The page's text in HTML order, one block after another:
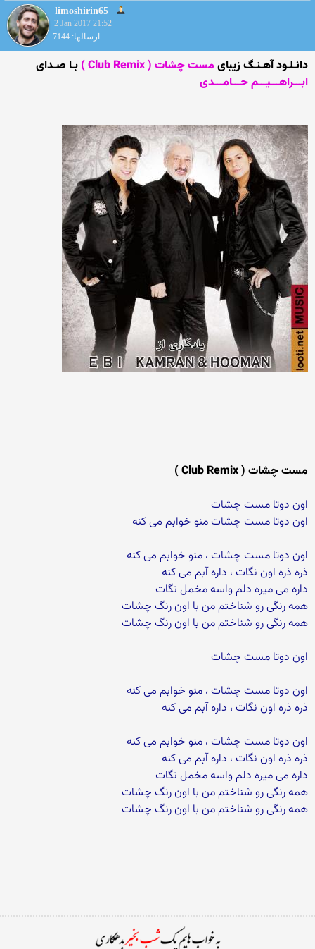
limoshirin65
2 Jan 2017 21:52
ارسالها: 7144
دانـلـود آهـنـگ زیبای مست چشات ( Club Remix )
بـا صـدای
ابـــراهـــیـــم حـــامـــدی
مست چشات ( Club Remix )
اون دوتا مست چشات
اون دوتا مست چشات منو خوابم می کنه
اون دوتا مست چشات ، منو خوابم می کنه
ذره ذره اون نگات ، داره آبم می کنه
داره می میره دلم واسه مخمل نگات
همه رنگی رو شناختم من با اون رنگ چشات
همه رنگی رو شناختم من با اون رنگ چشات
اون دوتا مست چشات
اون دوتا مست چشات ، منو خوابم می کنه
ذره ذره اون نگات ، داره آبم می کنه
اون دوتا مست چشات ، منو خوابم می کنه
ذره ذره اون نگات ، داره آبم می کنه
داره می میره دلم واسه مخمل نگات
همه رنگی رو شناختم من با اون رنگ چشات
همه رنگی رو شناختم من با اون رنگ چشات